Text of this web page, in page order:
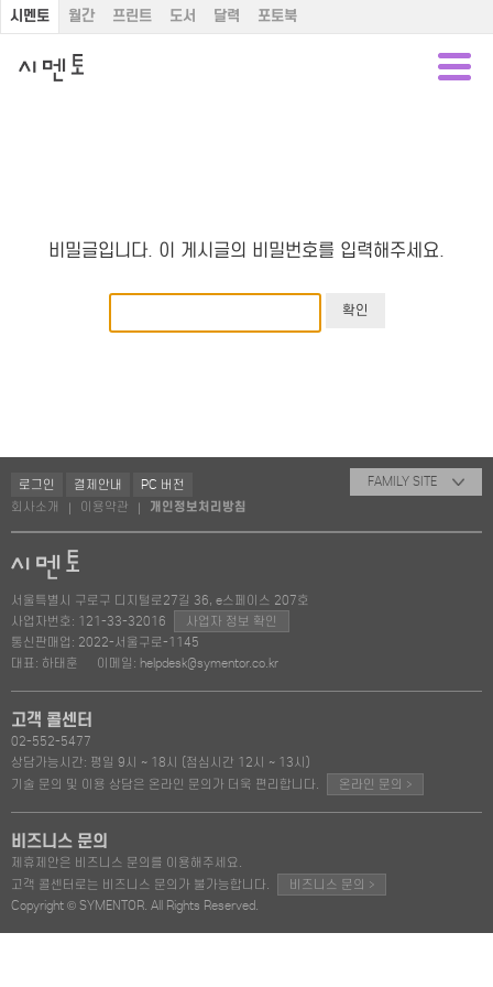
시멘토 월간 프린트 도서 달력 포토북
비밀글입니다. 이 게시글의 비밀번호를 입력해주세요.
로그인 결제안내
PC 버전
회사소개
이용약관 개인정보처리방침
FAMILY SITE
서울특별시 구로구 디지털로27길 36, e스페이스 207호
사업자번호: 121-33-32016
사업자 정보 확인
통신판매업: 2022-서울구로-1145
대표: 하태훈
이메일: helpdesk@symentor.co.kr
고객 콜센터
02-552-5477
상담가능시간: 평일 9시 ~ 18시 (점심시간 12시 ~ 13시)
기술 문의 및 이용 상담은 온라인 문의가 더욱 편리합니다.
온라인 문의 >
비즈니스 문의
제휴제안은 비즈니스 문의를 이용해주세요.
고객 콜센터로는 비즈니스 문의가 불가능합니다.
비즈니스 문의 >
Copyright © SYMENTOR. All Rights Reserved.